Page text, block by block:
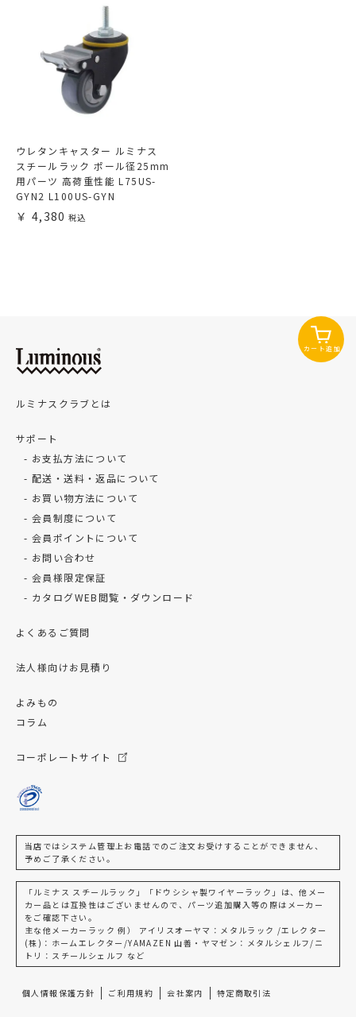
ウレタンキャスター ルミナス
スチールラック ポール径25mm
用パーツ 高荷重性能 L75US-
GYN2 L100US-GYN
4,380
カート追加
ルミナスクラブとは
サポート
お支払方法について
配送・送料・返品について
お買い物方法について
会員制度について
会員ポイントについて
お問い合わせ
会員様限定保証
カタログWEB閲覧・ダウンロード
よくあるご質問
法人様向けお見積り
よみもの
コラム
コーポレートサイト
当店ではシステム管理上お電話でのご注文お受けすることができません、
予めご了承ください。
「ルミナス スチールラック」「ドウシシャ製ワイヤーラック」は、他メー
カー品とは互換性はございませんので、パーツ追加購入等の際はメーカー
をご確認下さい。
主な他メーカーラック 例） アイリスオーヤマ：メタルラック /エレクター
(株)：ホームエレクター/YAMAZEN 山善・ヤマゼン：メタルシェルフ/ニ
トリ：スチールシェルフ など
個人情報保護方針 ご利用規約 会社案内 特定商取引法